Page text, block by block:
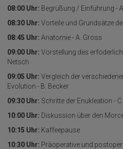
08:00 Uhr: Begrüßung / Einführung -
08:30 Uhr: Vorteile und Grundsätze
08:45 Uhr: Anatomie - A. Gross
09:00 Uhr: Vorstellung des
Netsch
09:05 Uhr: Vergleich der
Evolution - B. Becker
09:30 Uhr: Schritte der Enukleation -
10:00 Uhr: Diskussion über den
10:15 Uhr: Kaffeepause
10:30 Uhr: Präoperative und